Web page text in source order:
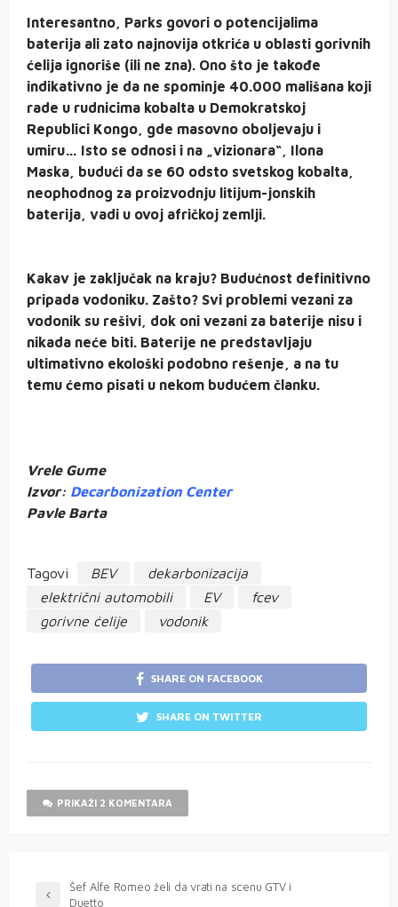
Interesantno, Parks govori o potencijalima
baterija ali zato najnovija otkrića u oblasti gorivnih
ćelija ignoriše (ili ne zna). Ono što je takođe
indikativno je da ne spominje 40.000 mališana koji
rade u rudnicima kobalta u Demokratskoj
Republici Kongo, gde masovno oboljevaju i
umiru… Isto se odnosi i na „vizionara“, Ilona
Maska, budući da se 60 odsto svetskog kobalta,
neophodnog za proizvodnju litijum-jonskih
baterija, vadi u ovoj afričkoj zemlji.
Kakav je zaključak na kraju? Budućnost definitivno
pripada vodoniku. Zašto? Svi problemi vezani za
vodonik su rešivi, dok oni vezani za baterije nisu i
nikada neće biti. Baterije ne predstavljaju
ultimativno ekološki podobno rešenje, a na tu
temu ćemo pisati u nekom budućem članku.
Vrele Gume
Izvor: Decarbonization Center
Pavle Barta
Tagovi BEV
dekarbonizacija
električni automobili
EV
fcev
gorivne ćelije
vodonik
SHARE ON FACEBOOK
SHARE ON TWITTER
PRIKAŽI 2 KOMENTARA
Šef Alfe Romeo želi da vrati na scenu GTV i
Duetto